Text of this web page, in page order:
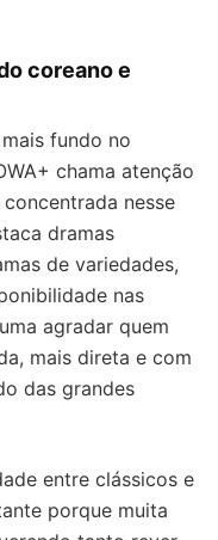
coreano e
fundo no
chama atenção
nesse
dramas
de variedades,
nas
agradar quem
mais direta e com
das grandes
entre clássicos e
porque muita